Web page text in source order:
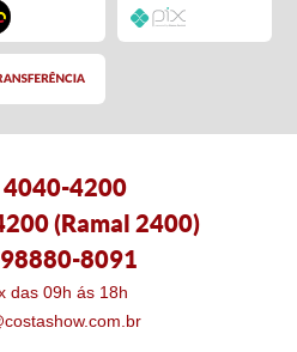
4040-4200
(Ramal 2400)
8091
das 09h ás 18h